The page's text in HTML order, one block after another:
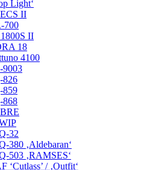
Light‘
II
700
II
18
4100
9003
826
859
868
32
380 ‚Aldebaran‘
503 ‚RAMSES‘
‘Cutlass’ / ‚Outfit‘